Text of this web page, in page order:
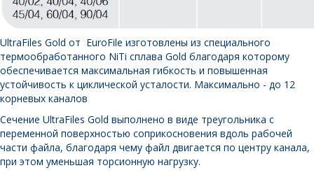
UltraFiles Gold от EuroFile изготовлены из специального
термообработанного NiTi сплава Gold благодаря которому
обеспечивается максимальная гибкость и повышенная
устойчивость к циклической усталости. Максимально - до 12
корневых каналов
Сечение UltraFiles Gold выполнено в виде треугольника с
переменной поверхностью соприкосновения вдоль рабочей
части файла, благодаря чему файл двигается по центру канала,
при этом уменьшая торсионную нагрузку.